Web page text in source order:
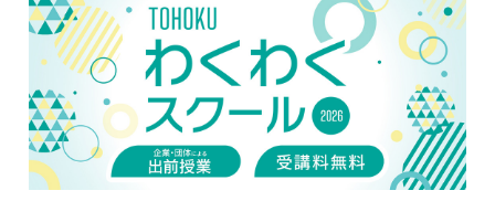
単な集計。
・キャラクターの動作やゲームなど簡単なプログラムを組んで
みる。
・日常に潜むネットの危険性や身の守り方の講義。
【TOHOKUわくわくスクール】主催：公益財団法人東北活性化
研究センター（https://www.kasseiken.jp/）
東北6県ならびに新潟県の小学生・中学生・高校生を対象と